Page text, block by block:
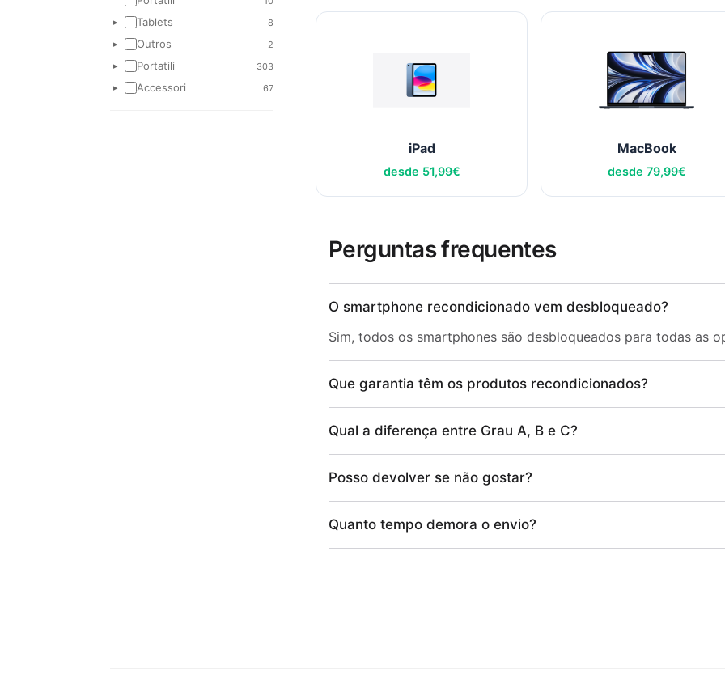
▸ Tablets 8
▸ Outros 2
▸ Portatili 303
▸ Accessori 67
iPad
desde 51,99€
MacBook
desde 79,99€
Perguntas frequentes
O smartphone recondicionado vem desbloqueado?
Sim, todos os smartphones são desbloqueados para todas as
Que garantia têm os produtos recondicionados?
Qual a diferença entre Grau A, B e C?
Posso devolver se não gostar?
Quanto tempo demora o envio?